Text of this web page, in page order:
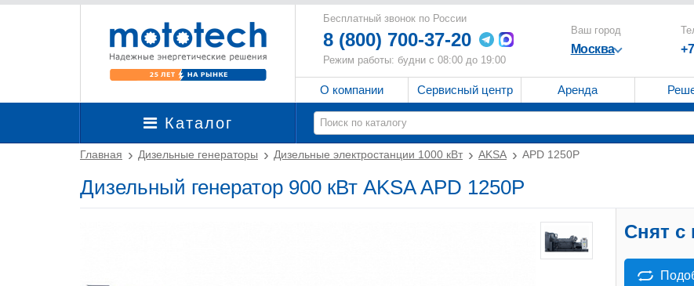
Бесплатный звонок по России
8 (800) 700-37-20
Режим работы: будни с 08:00 до 19:00
Ваш город
Москва
О компании Сервисный центр Аренда
Каталог
Главная Дизельные генераторы Дизельные электростанции 1000 кВт AKSA APD 1250P
Дизельный генератор 900 кВт AKSA APD 1250P
Снят с